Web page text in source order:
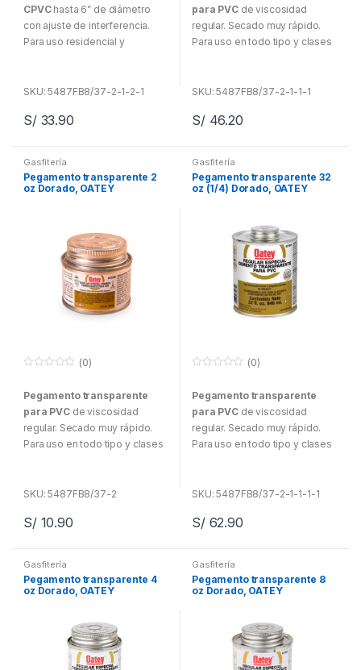
r
a
d
e
CPVChasta 6” de diámetro
con ajuste de interferencia.
Para uso residencial y
200°C/93°C.
Almacenar y utilizar a
de agua caliente y fría.
Trabajos en seco.
SKU: 5487FB8/37-2-1-2-1
S/33.90
r
a
d
e
para PVC de viscosidad
regular. Secado muy rápido.
Para uso en todo tipo y clases
ajuste de interferencia. Para
alcantarillado y drenaje,
Ideal para conexiones de
tubería de agua fría.
SKU: 5487FB8/37-2-1-1-1
S/46.20
Gasfitería
Pegamento transparente 2
oz Dorado, OATEY
u
r
a
d
e
(0)
Pegamento transparente
para PVC de viscosidad
regular. Secado muy rápido.
Para uso en todo tipo y clases
ajuste de interferencia. Para
alcantarillado y drenaje,
Ideal para conexiones de
tubería de agua fría.
SKU: 5487FB8/37-2
S/10.90
Gasfitería
Pegamento transparente 32
oz (1/4) Dorado, OATEY
u
r
a
d
e
(0)
Pegamento transparente
para PVC de viscosidad
regular. Secado muy rápido.
Para uso en todo tipo y clases
ajuste de interferencia. Para
alcantarillado y drenaje,
Ideal para conexiones de
tubería de agua fría.
SKU: 5487FB8/37-2-1-1-1-1
S/62.90
Gasfitería
Pegamento transparente 4
oz Dorado, OATEY
Gasfitería
Pegamento transparente 8
oz Dorado, OATEY